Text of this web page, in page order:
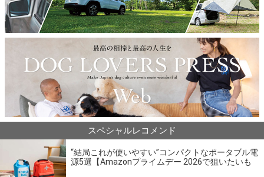
スペシャルレコメンド
“結局これが使いやすい”コンパクトなポータブル電
源5選【Amazonプライムデー 2026で狙いたいも